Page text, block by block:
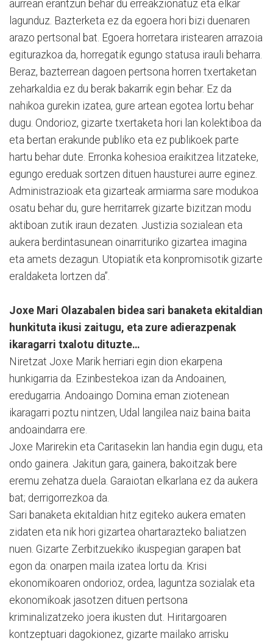
aurrean erantzun behar du erreakzionatuz eta elkar
lagunduz. Bazterketa ez da egoera hori bizi duenaren
arazo pertsonal bat. Egoera horretara iristearen arrazoia
egiturazkoa da, horregatik egungo statusa irauli beharra.
Beraz, bazterrean dagoen pertsona horren txertaketan
zeharkaldia ez du berak bakarrik egin behar. Ez da
nahikoa gurekin izatea, gure artean egotea lortu behar
dugu. Ondorioz, gizarte txertaketa hori lan kolektiboa da
eta bertan erakunde publiko eta ez publikoek parte
hartu behar dute. Erronka kohesioa eraikitzea litzateke,
egungo ereduak sortzen dituen hausturei aurre eginez.
Administrazioak eta gizarteak armiarma sare modukoa
osatu behar du, gure herritarrek gizarte bizitzan modu
aktiboan zutik iraun dezaten. Justizia sozialean eta
aukera berdintasunean oinarrituriko gizartea imagina
eta amets dezagun. Utopiatik eta konpromisotik gizarte
eraldaketa lortzen da”.
Joxe Mari Olazabalen bidea sari banaketa ekitaldian
hunkituta ikusi zaitugu, eta zure adierazpenak
ikaragarri txalotu dituzte…
Niretzat Joxe Marik herriari egin dion ekarpena
hunkigarria da. Ezinbestekoa izan da Andoainen,
eredugarria. Andoaingo Domina eman ziotenean
ikaragarri poztu nintzen, Udal langilea naiz baina baita
andoaindarra ere.
Joxe Marirekin eta Caritasekin lan handia egin dugu, eta
ondo gainera. Jakitun gara, gainera, bakoitzak bere
eremu zehatza duela. Garaiotan elkarlana ez da aukera
bat; derrigorrezkoa da.
Sari banaketa ekitaldian hitz egiteko aukera ematen
zidaten eta nik hori gizartea ohartarazteko baliatzen
nuen. Gizarte Zerbitzuekiko ikuspegian garapen bat
egon da: onarpen maila izatea lortu da. Krisi
ekonomikoaren ondorioz, ordea, laguntza sozialak eta
ekonomikoak jasotzen dituen pertsona
kriminalizatzeko joera ikusten dut. Hiritargoaren
kontzeptuari dagokionez, gizarte mailako arrisku